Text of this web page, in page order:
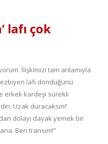
lafı çok
İlişkimizi tam anlamıyla
lafı döndüğünü
erkek kardeşi sürekli
Uzak duracaksın!’
dolayı dayak yemek bir
Ben transım!”